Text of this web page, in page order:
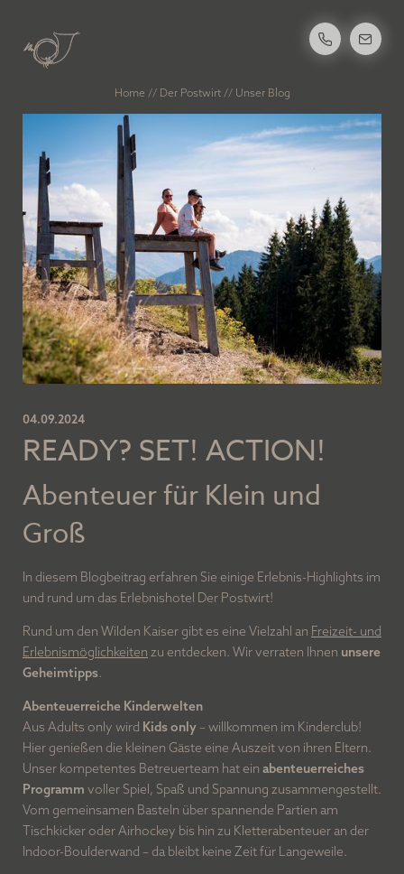
DER POSTWIRT
Ihr Rundum-sorglos-Urlaub
Unsere Geschichte
¾-Verwöhnpension
Lage und Anreise
Unser Blog
Bildergalerie
WELLNESS UND SPA
FAMILIENURLAUB
DER WILDE KAISER
Home // Der Postwirt // Unser Blog
04.09.2024
READY? SET! ACTION!
Abenteuer für Klein und
Groß
In diesem Blogbeitrag erfahren Sie einige Erlebnis-Highlights im
und rund um das Erlebnishotel Der Postwirt!
Rund um den Wilden Kaiser gibt es eine Vielzahl an Freizeit- und
Erlebnismöglichkeiten zu entdecken. Wir verraten Ihnen unsere
Geheimtipps
Abenteuerreiche Kinderwelten
Aus Adults only wird Kids only – willkommen im Kinderclub!
Hier genießen die kleinen Gäste eine Auszeit von ihren Eltern.
Unser kompetentes Betreuerteam hat ein abenteuerreiches
Programm voller Spiel, Spaß und Spannung zusammengestellt.
Vom gemeinsamen Basteln über spannende Partien am
Tischkicker oder Airhockey bis hin zu Kletterabenteuer an der
Indoor-Boulderwand – da bleibt keine Zeit für Langeweile.